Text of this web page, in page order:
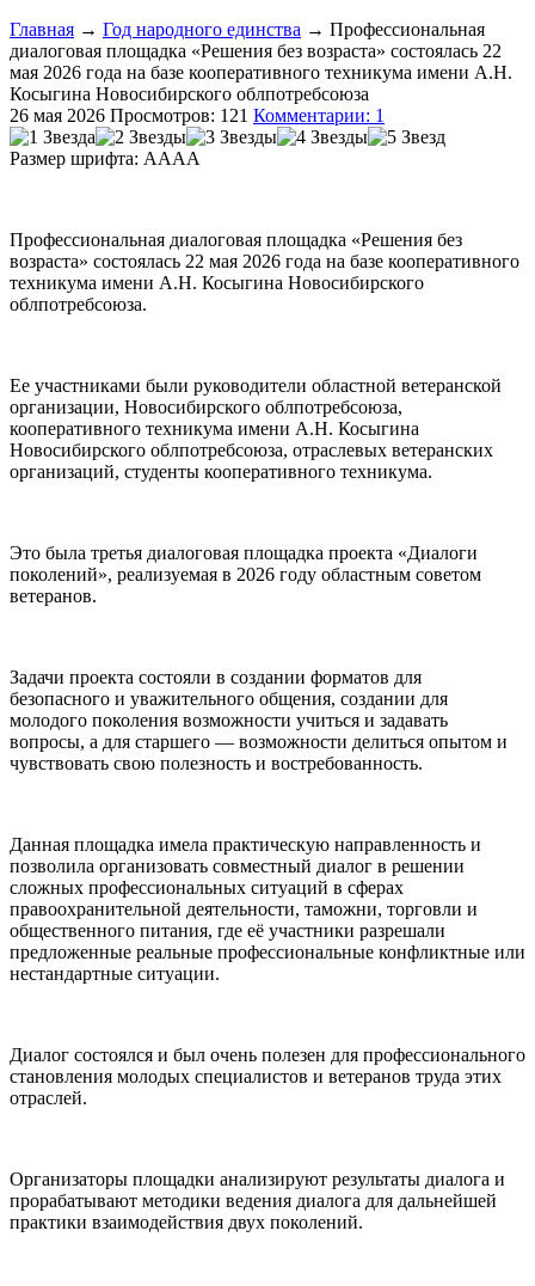
Главная → Год народного единства → Профессиональная
диалоговая площадка «Решения без возраста» состоялась 22
мая 2026 года на базе кооперативного техникума имени А.Н.
Косыгина Новосибирского облпотребсоюза
26 мая 2026 Просмотров: 121 Комментарии: 1
Размер шрифта: AAAA
Профессиональная диалоговая площадка «Решения без
возраста» состоялась 22 мая 2026 года на базе кооперативного
техникума имени А.Н. Косыгина Новосибирского
облпотребсоюза.
Ее участниками были руководители областной ветеранской
организации, Новосибирского облпотребсоюза,
кооперативного техникума имени А.Н. Косыгина
Новосибирского облпотребсоюза, отраслевых ветеранских
организаций, студенты кооперативного техникума.
Это была третья диалоговая площадка проекта «Диалоги
поколений», реализуемая в 2026 году областным советом
ветеранов.
Задачи проекта состояли в создании форматов для
безопасного и уважительного общения, создании для
молодого поколения возможности учиться и задавать
вопросы, а для старшего — возможности делиться опытом и
чувствовать свою полезность и востребованность.
Данная площадка имела практическую направленность и
позволила организовать совместный диалог в решении
сложных профессиональных ситуаций в сферах
правоохранительной деятельности, таможни, торговли и
общественного питания, где её участники разрешали
предложенные реальные профессиональные конфликтные или
нестандартные ситуации.
Диалог состоялся и был очень полезен для профессионального
становления молодых специалистов и ветеранов труда этих
отраслей.
Организаторы площадки анализируют результаты диалога и
прорабатывают методики ведения диалога для дальнейшей
практики взаимодействия двух поколений.